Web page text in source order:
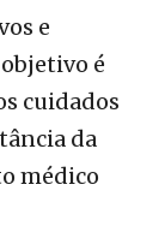
e
é
cuidados
da
médico